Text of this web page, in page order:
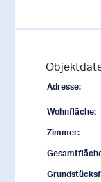
Adresse:
Wohnfläche:
Zimmer: